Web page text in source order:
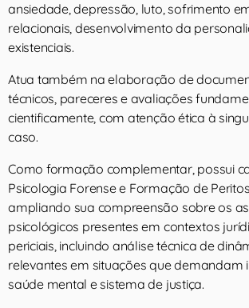
ansiedade, depressão, luto, sofrimento
relacionais, desenvolvimento da
existenciais.
Atua também na elaboração de
técnicos, pareceres e avaliações
cientificamente, com atenção ética à
caso.
Como formação complementar, possui
Psicologia Forense e Formação de
ampliando sua compreensão sobre os
psicológicos presentes em contextos
periciais, incluindo análise técnica de
relevantes em situações que demandam
saúde mental e sistema de justiça.